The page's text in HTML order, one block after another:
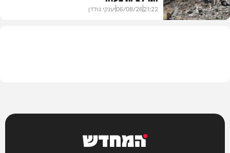
21:22
06/08/26יענקי גולדן
המחדש